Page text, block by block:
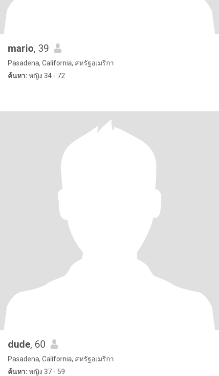
mario, 39
Pasadena, California, สหรัฐอเมริกา
ค้นหา: หญิง 34 - 72
dude, 60
Pasadena, California, สหรัฐอเมริกา
ค้นหา: หญิง 37 - 59